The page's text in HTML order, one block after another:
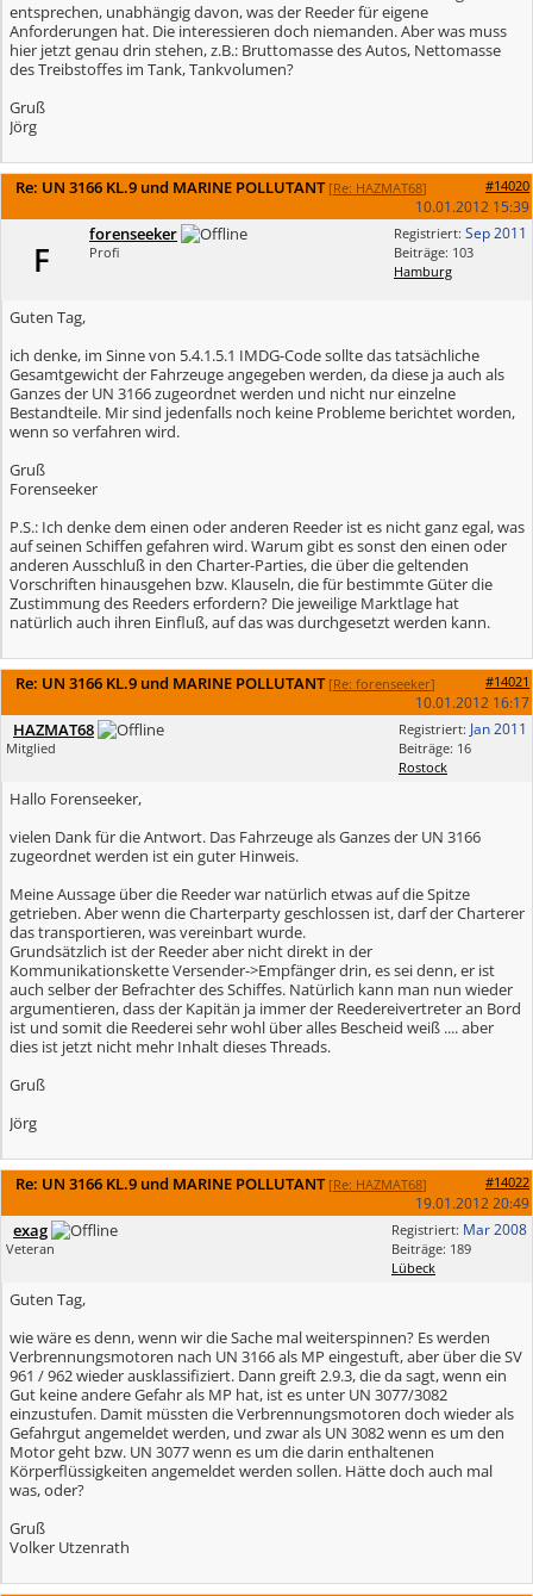
entsprechen, unabhängig davon, was der Reeder für eigene
Anforderungen hat. Die interessieren doch niemanden. Aber was muss
hier jetzt genau drin stehen, z.B.: Bruttomasse des Autos, Nettomasse
des Treibstoffes im Tank, Tankvolumen?
Gruß
Jörg
Re: UN 3166 KL.9 und MARINE POLLUTANT [Re: HAZMAT68] #14020
10.01.2012 15:39
Registriert: Sep 2011
Beiträge: 103
Hamburg
F
forenseeker
Profi
Guten Tag,
ich denke, im Sinne von 5.4.1.5.1 IMDG-Code sollte das tatsächliche
Gesamtgewicht der Fahrzeuge angegeben werden, da diese ja auch als
Ganzes der UN 3166 zugeordnet werden und nicht nur einzelne
Bestandteile. Mir sind jedenfalls noch keine Probleme berichtet worden,
wenn so verfahren wird.
Gruß
Forenseeker
P.S.: Ich denke dem einen oder anderen Reeder ist es nicht ganz egal, was
auf seinen Schiffen gefahren wird. Warum gibt es sonst den einen oder
anderen Ausschluß in den Charter-Parties, die über die geltenden
Vorschriften hinausgehen bzw. Klauseln, die für bestimmte Güter die
Zustimmung des Reeders erfordern? Die jeweilige Marktlage hat
natürlich auch ihren Einfluß, auf das was durchgesetzt werden kann.
Re: UN 3166 KL.9 und MARINE POLLUTANT [Re: forenseeker] #14021
10.01.2012 16:17
Registriert: Jan 2011
Beiträge: 16
Rostock
HAZMAT68
Mitglied
Hallo Forenseeker,
vielen Dank für die Antwort. Das Fahrzeuge als Ganzes der UN 3166
zugeordnet werden ist ein guter Hinweis.
Meine Aussage über die Reeder war natürlich etwas auf die Spitze
getrieben. Aber wenn die Charterparty geschlossen ist, darf der Charterer
das transportieren, was vereinbart wurde.
Grundsätzlich ist der Reeder aber nicht direkt in der
Kommunikationskette Versender->Empfänger drin, es sei denn, er ist
auch selber der Befrachter des Schiffes. Natürlich kann man nun wieder
argumentieren, dass der Kapitän ja immer der Reedereivertreter an Bord
ist und somit die Reederei sehr wohl über alles Bescheid weiß .... aber
dies ist jetzt nicht mehr Inhalt dieses Threads.
Gruß
Jörg
Re: UN 3166 KL.9 und MARINE POLLUTANT [Re: HAZMAT68] #14022
19.01.201220:49
Registriert: Mar 2008
Beiträge: 189
Lübeck
exag
Veteran
Guten Tag,
wie wäre es denn, wenn wir die Sache mal weiterspinnen? Es werden
Verbrennungsmotoren nach UN 3166 als MP eingestuft, aber über die SV
961 / 962 wieder ausklassifiziert. Dann greift 2.9.3, die da sagt, wenn ein
Gut keine andere Gefahr als MP hat, ist es unter UN 3077/3082
einzustufen. Damit müssten die Verbrennungsmotoren doch wieder als
Gefahrgut angemeldet werden, und zwar als UN 3082 wenn es um den
Motor geht bzw. UN 3077 wenn es um die darin enthaltenen
Körperflüssigkeiten angemeldet werden sollen. Hätte doch auch mal
was, oder?
Gruß
Volker Utzenrath